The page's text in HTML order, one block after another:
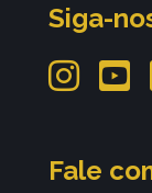
Siga-
Fale